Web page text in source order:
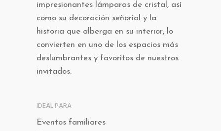
impresionantes lámparas de cristal, así
como su decoración señorial y la
historia que alberga en su interior, lo
convierten en uno de los espacios más
deslumbrantes y favoritos de nuestros
invitados.
IDEAL PARA
Eventos familiares